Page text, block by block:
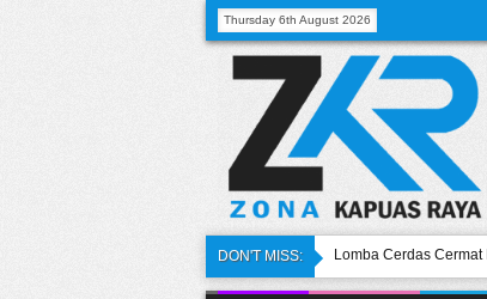
Thursday 6th August 2026
DON'T MISS:
Lomba Cerdas
DWP